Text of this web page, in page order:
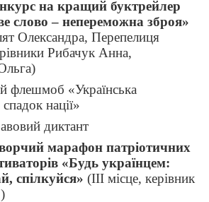
на кращий буктрейлер
слово – непереможна зброя»
Олександра, Перепелиця
Рибачук Анна,
флешмоб «Українська
нації»
диктант
марафон патріотичних
«Будь українцем:
спілкуйся» (ІІІ місце, керівник